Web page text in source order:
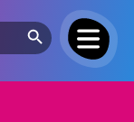
Search Button